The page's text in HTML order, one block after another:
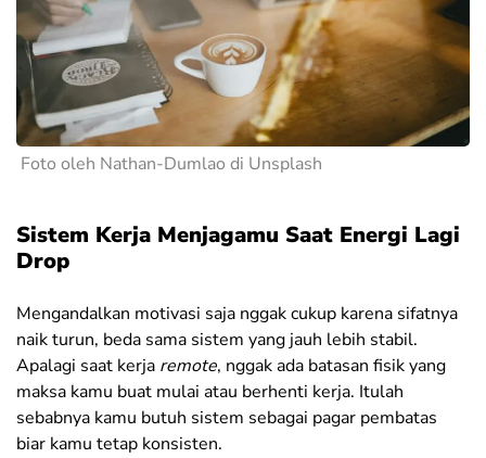
Foto oleh Nathan-Dumlao di Unsplash
Sistem Kerja Menjagamu Saat Energi Lagi
Drop
Mengandalkan motivasi saja nggak cukup karena sifatnya
naik turun, beda sama sistem yang jauh lebih stabil.
Apalagi saat kerja remote, nggak ada batasan fisik yang
maksa kamu buat mulai atau berhenti kerja. Itulah
sebabnya kamu butuh sistem sebagai pagar pembatas
biar kamu tetap konsisten.